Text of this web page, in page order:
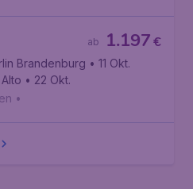
€
1.197
ab
Brandenburg • 11 Okt.
• 22 Okt.
•